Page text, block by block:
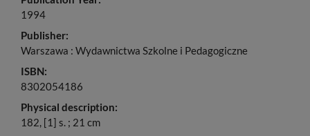
1994
Publisher:
Warszawa : Wydawnictwa Szkolne i Pedagogiczne
ISBN:
8302054186
Physical description:
182, [1] s. ; 21 cm